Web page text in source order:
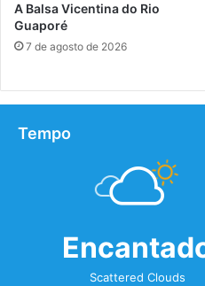
A Balsa Vicentina do Rio
Guaporé
7 de agosto de 2026
Tempo
Scattered Clouds